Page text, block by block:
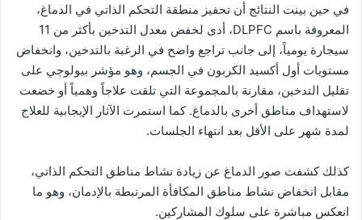
في حين بينت النتائج أن تحفيز منطقة التحكم الذاتي في الدماغ،
المعروفة باسم DLPFC، أدى لخفض معدل التدخين بأكثر من 11
سيجارة يومياً، إلى جانب تراجع واضح في الرغبة بالتدخين، وانخفاض
مستويات أول أكسيد الكربون في الجسم، وهو مؤشر بيولوجي على
تقليل التدخين، مقارنة بالمجموعة التي تلقت علاجاً وهمياً أو خضعت
لاستهداف مناطق أخرى بالدماغ. كما استمرت الآثار الإيجابية للعلاج
لمدة شهر على الأقل بعد انتهاء الجلسات.
كذلك كشفت صور الدماغ عن زيادة نشاط مناطق التحكم الذاتي،
مقابل انخفاض نشاط مناطق المكافأة المرتبطة بالإدمان، وهو ما
انعكس مباشرة على سلوك المشاركين.